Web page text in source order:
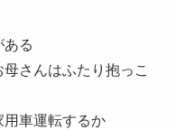
ある
さんはふたり抱っこ
用車運転するか